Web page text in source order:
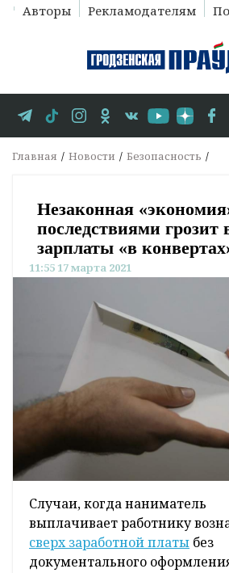
Авторы Рекламодателям
Главная Новости Безопасность
Незаконная
последствиями грозит
зарплаты «в
11:55 17 марта 2021
Случаи, когда наниматель
выплачивает работнику
сверх заработной платы без
документального